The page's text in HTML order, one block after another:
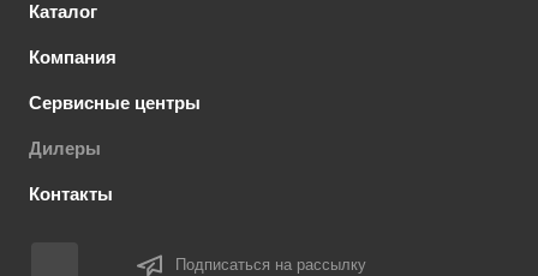
Каталог
Компания
Сервисные центры
Дилеры
Контакты
Подписаться на рассылку